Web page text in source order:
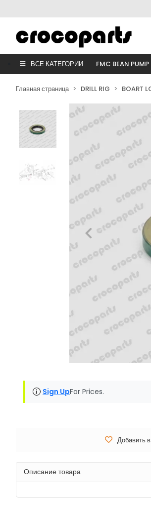
ВСЕ КАТЕГОРИИ FMC BEAN PUMP
Главная страница DRILL RIG BOART
Sign UpFor Prices.
Добавить
Описание товара